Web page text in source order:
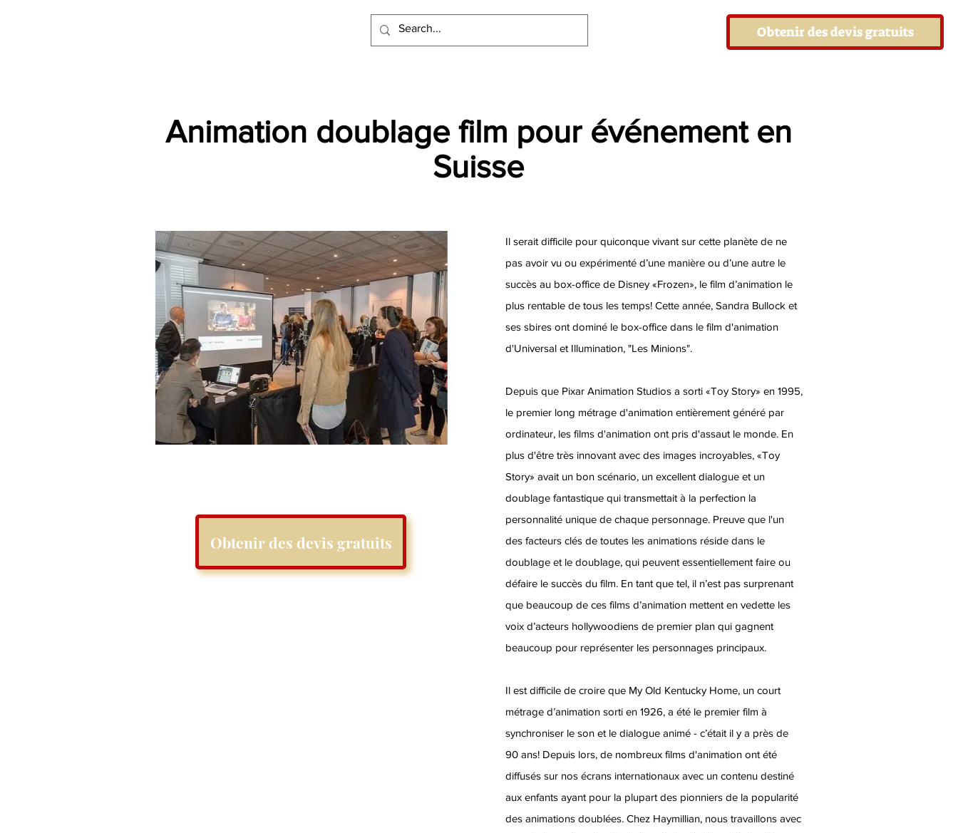
Obtenir des devis gratuits
Animation doublage film pour événement en
Suisse
Obtenir des devis gratuits
Il serait difficile pour quiconque vivant sur cette planète de ne
pas avoir vu ou expérimenté d’une manière ou d’une autre le
succès au box-office de Disney «Frozen», le film d’animation le
plus rentable de tous les temps! Cette année, Sandra Bullock et
ses sbires ont dominé le box-office dans le film d'animation
d'Universal et Illumination, "Les Minions".
Depuis que Pixar Animation Studios a sorti «Toy Story» en 1995,
le premier long métrage d'animation entièrement généré par
ordinateur, les films d'animation ont pris d'assaut le monde. En
plus d'être très innovant avec des images incroyables, «Toy
Story» avait un bon scénario, un excellent dialogue et un
doublage fantastique qui transmettait à la perfection la
personnalité unique de chaque personnage. Preuve que l'un
des facteurs clés de toutes les animations réside dans le
doublage et le doublage, qui peuvent essentiellement faire ou
défaire le succès du film. En tant que tel, il n’est pas surprenant
que beaucoup de ces films d’animation mettent en vedette les
voix d’acteurs hollywoodiens de premier plan qui gagnent
beaucoup pour représenter les personnages principaux.
Il est difficile de croire que My Old Kentucky Home, un court
métrage d’animation sorti en 1926, a été le premier film à
synchroniser le son et le dialogue animé - c’était il y a près de
90 ans! Depuis lors, de nombreux films d'animation ont été
diffusés sur nos écrans internationaux avec un contenu destiné
aux enfants ayant pour la plupart des pionniers de la popularité
des animations doublées. Chez Haymillian, nous travaillons avec